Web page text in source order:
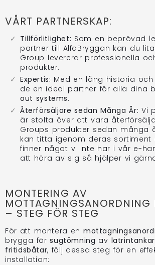
VÅRT PARTNERSKAP:
Tillförlitlighet: Som en beprövad
partner till AlfaBryggan kan du
Group levererar professionella
produkter.
Expertis: Med en lång historia
de en ideal partner för alla dina
out systems.
Återförsäljare sedan Många År: Vi
är stolta över att vara
Groups produkter sedan många
kan titta igenom deras sortiment
finner något vi inte har i vår e-
att höra av sig så hjälper vi
MONTERING AV
MOTTAGNINGSANORDNING
– STEG FÖR STEG
För att montera en
brygga försugtömning av latrintankar
fritidsbåtar, följ dessa steg för en
installation: